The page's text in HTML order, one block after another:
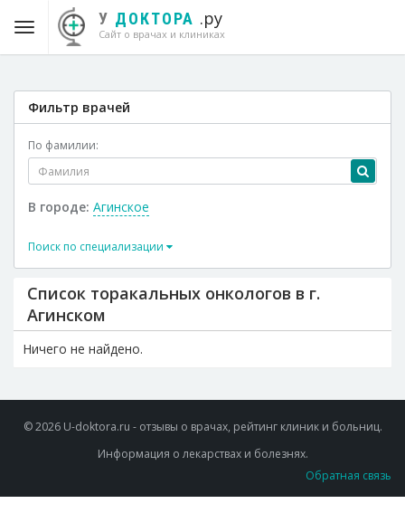
У ДОКТОРА .ру
Сайт о врачах и клиниках
Фильтр врачей
По фамилии:
В городе: Агинское
Поиск по специализации
Список торакальных онкологов в г.
Агинском
Ничего не найдено.
© 2026 U-doktora.ru - отзывы о врачах, рейтинг клиник и больниц.
Информация о лекарствах и болезнях.
Обратная связь